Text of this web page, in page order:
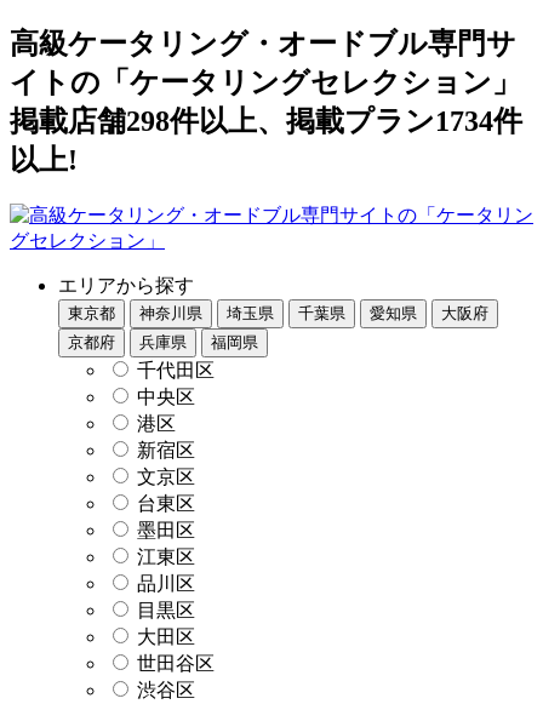
高級ケータリング・オードブル専門サ
イトの「ケータリングセレクション」
掲載店舗298件以上、掲載プラン1734件
以上!
エリアから探す
東京都 神奈川県 埼玉県 千葉県 愛知県
大阪府
京都府
兵庫県 福岡県
千代田区
中央区
港区
新宿区
文京区
台東区
墨田区
江東区
品川区
目黒区
大田区
世田谷区
渋谷区